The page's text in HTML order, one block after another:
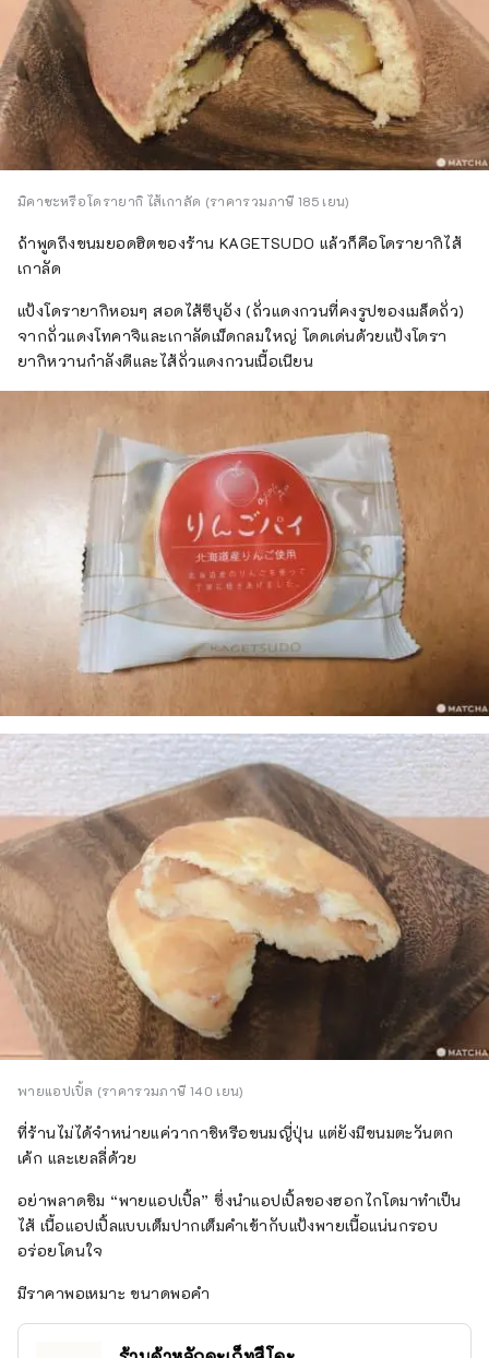
มิคาซะหรือโดรายากิ ไส้เกาลัด (ราคารวมภาษี 185 เยน)
ถ้าพูดถึงขนมยอดฮิตของร้าน KAGETSUDO แล้วก็คือโดรายากิไส้
เกาลัด
แป้งโดรายากิหอมๆ สอดไส้ซึบุอัง (ถั่วแดงกวนที่คงรูปของเมล็ดถั่ว)
จากถั่วแดงโทคาจิและเกาลัดเม็ดกลมใหญ่ โดดเด่นด้วยแป้งโดรา
ยากิหวานกำลังดีและไส้ถั่วแดงกวนเนื้อเนียน
พายแอปเปิ้ล (ราคารวมภาษี 140 เยน)
ที่ร้านไม่ได้จำหน่ายแค่วากาชิหรือขนมญี่ปุ่น แต่ยังมีขนมตะวันตก
เค้ก และเยลลี่ด้วย
อย่าพลาดชิม “พายแอปเปิ้ล” ซึ่งนำแอปเปิ้ลของฮอกไกโดมาทำเป็น
ไส้ เนื้อแอปเปิ้ลแบบเต็มปากเต็มคำเข้ากับแป้งพายเนื้อแน่นกรอบ
อร่อยโดนใจ
มีราคาพอเหมาะ ขนาดพอคำ